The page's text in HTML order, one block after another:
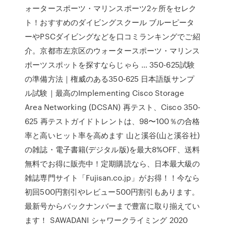
ォータースポーツ・マリンスポーツ2ヶ所をセレク
ト！おすすめのダイビングスクール ブルーピータ
ーやPSCダイビングなどを口コミランキングでご紹
介。京都市左京区のウォータースポーツ・マリンス
ポーツスポットを探すならじゃら … 350-625試験
の準備方法｜権威のある350-625 日本語版サンプ
ル試験｜最高のImplementing Cisco Storage
Area Networking (DCSAN) 再テスト、Cisco 350-
625 再テストガイドトレントは、98〜100％の合格
率と高いヒット率を高めます 山と溪谷(山と溪谷社)
の雑誌・電子書籍(デジタル版)を最大8%OFF、送料
無料でお得に販売中！定期購読なら、日本最大級の
雑誌専門サイト「Fujisan.co.jp」がお得！！今なら
初回500円割引やレビュー500円割引もあります。
最新号からバックナンバーまで豊富に取り揃えてい
ます！ SAWADANI シャワークライミング 2020